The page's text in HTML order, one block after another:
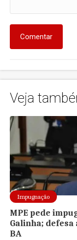
Comentar
Veja
Impugnação
MPE pede
Galinha; defesa
BA